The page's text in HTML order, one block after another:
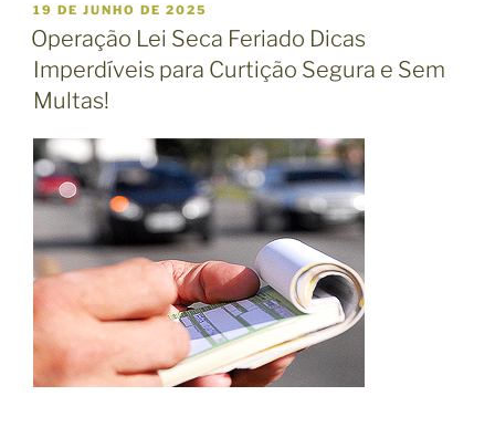
P
U
B
L
I
C
D
O
E
M
19 DE JUNHO DE 2025
Operação Lei Seca Feriado Dicas
Imperdíveis para Curtição Segura e Sem
Multas!